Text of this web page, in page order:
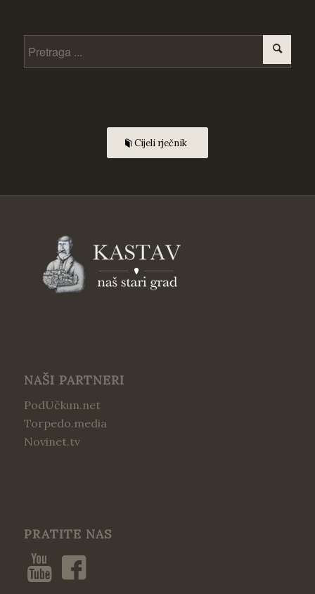
Cijeli rječnik
NAŠI PARTNERI
PodUčkun.net
Torpedo.media
Novinet.tv
PRATITE NAS